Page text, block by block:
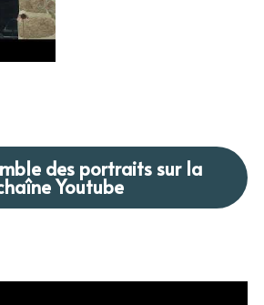
des portraits sur la
Youtube